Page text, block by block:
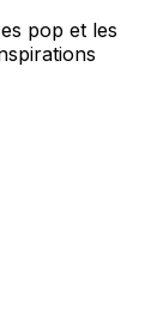
pop et les